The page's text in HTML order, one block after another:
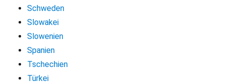
Schweden
Slowakei
Slowenien
Spanien
Tschechien
Türkei